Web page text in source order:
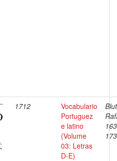
1712
Vocabulario
Portuguez
e latino
(Volume
03: Letras
D-E)